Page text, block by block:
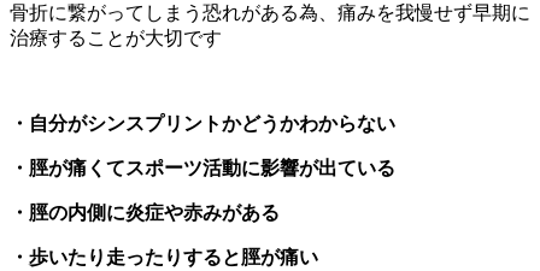
骨折に繋がってしまう恐れがある為、痛みを我慢せず早期に
治療することが大切です
・自分がシンスプリントかどうかわからない
・脛が痛くてスポーツ活動に影響が出ている
・脛の内側に炎症や赤みがある
・歩いたり走ったりすると脛が痛い